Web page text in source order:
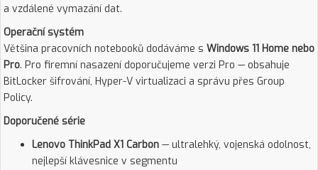
a vzdálené vymazání dat.
Operační systém
Většina pracovních notebooků dodáváme s Windows 11 Home nebo
Pro. Pro firemní nasazení doporučujeme verzi Pro — obsahuje
BitLocker šifrování, Hyper-V virtualizaci a správu přes Group
Policy.
Doporučené série
Lenovo ThinkPad X1 Carbon — ultralehký, vojenská odolnost,
nejlepší klávesnice v segmentu